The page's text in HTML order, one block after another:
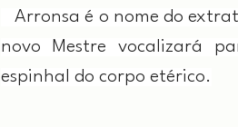
Arronsa é o nome do
novo Mestre vocalizará
espinhal do corpo etérico.